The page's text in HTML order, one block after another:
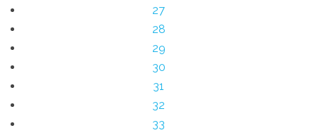
27
28
29
30
31
32
33